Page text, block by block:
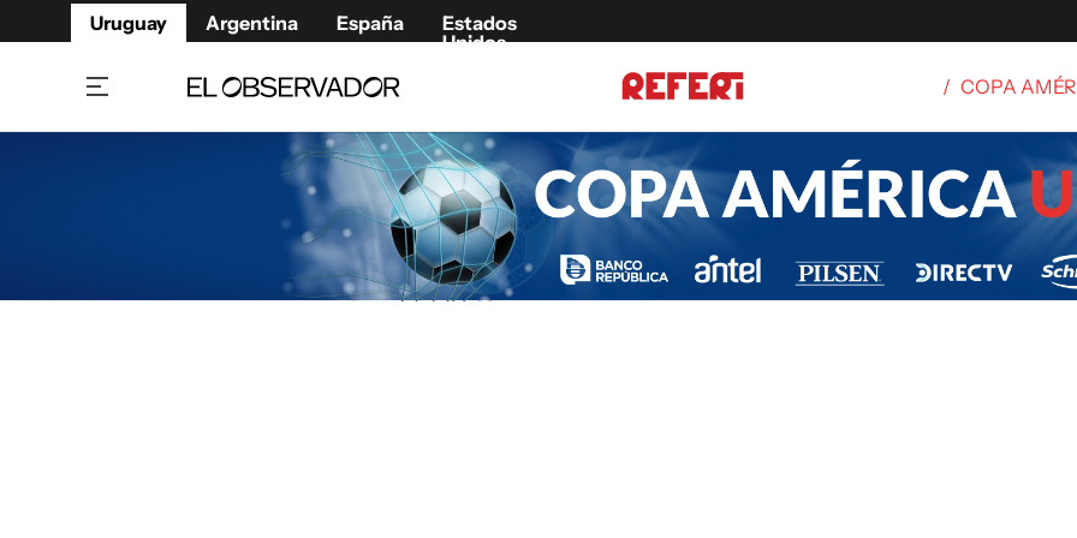
Uruguay Argentina España
Estados
Unidos
Resultados Deportivos
Juegos Olímpicos
Rugby
Básquetbol
Tenis
Running
/ COPA